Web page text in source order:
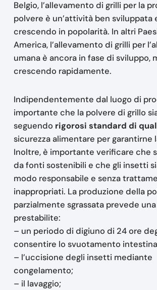
Belgio, l’allevamento di grilli per la
polvere è un’attività ben sviluppata
crescendo in popolarità. In altri
America, l’allevamento di grilli per
umana è ancora in fase di sviluppo,
crescendo rapidamente.
Indipendentemente dal luogo di
importante che la polvere di grillo
seguendo rigorosi standard di
sicurezza alimentare per garantirne
Inoltre, è importante verificare che
da fonti sostenibili e che gli insetti
modo responsabile e senza
inappropriati. La produzione della
parzialmente sgrassata prevede
prestabilite:
– un periodo di digiuno di 24 ore
consentire lo svuotamento
– l’uccisione degli insetti mediante
congelamento;
– il lavaggio;